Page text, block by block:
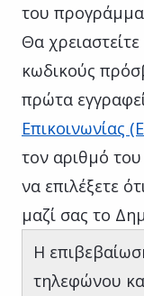
του
Θα
κωδικούς
πρώτα
Επικοινωνίας
τον αριθμό
να επιλέξετε
μαζί σας το
Η
τηλεφώνου